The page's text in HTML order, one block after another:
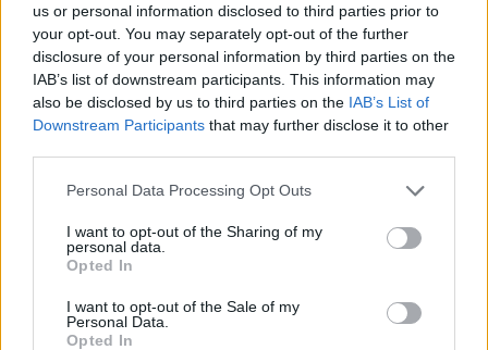
us or personal information disclosed to third parties prior to
your opt-out. You may separately opt-out of the further
disclosure of your personal information by third parties on the
IAB’s list of downstream participants. This information may
also be disclosed by us to third parties on the IAB’s List of
Downstream Participants that may further disclose it to other
Please note that this website/app uses one or more Google
not limited to your visit or usage behaviour. You may click to
grant or deny consent to Google and its third-party tags to
use your data for below specified purposes in below Google
consent section.
Personal Data Processing Opt Outs
I want to opt-out of the Sharing of my
personal data.
Opted In
I want to opt-out of the Sale of my
Personal Data.
Opted In
Condividi l'articolo
F
a
ce
b
o
k
T
w
it
te
Pi
n
te
re
st
W
h
at
s
A
p
S
h
a
re
NOTIZIE RECENTI
Olbia, le previsioni meteo per lunedì 10 agosto